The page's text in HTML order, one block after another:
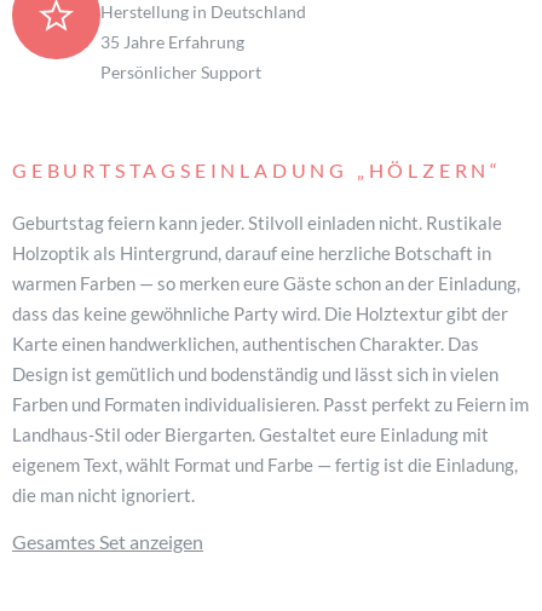
Herstellung in Deutschland
35 Jahre Erfahrung
Persönlicher Support
GEBURTSTAGSEINLADUNG „HÖLZERN“
Geburtstag feiern kann jeder. Stilvoll einladen nicht. Rustikale
Holzoptik als Hintergrund, darauf eine herzliche Botschaft in
warmen Farben — so merken eure Gäste schon an der Einladung,
dass das keine gewöhnliche Party wird. Die Holztextur gibt der
Karte einen handwerklichen, authentischen Charakter. Das
Design ist gemütlich und bodenständig und lässt sich in vielen
Farben und Formaten individualisieren. Passt perfekt zu Feiern im
Landhaus-Stil oder Biergarten. Gestaltet eure Einladung mit
eigenem Text, wählt Format und Farbe — fertig ist die Einladung,
die man nicht ignoriert.
Gesamtes Set anzeigen